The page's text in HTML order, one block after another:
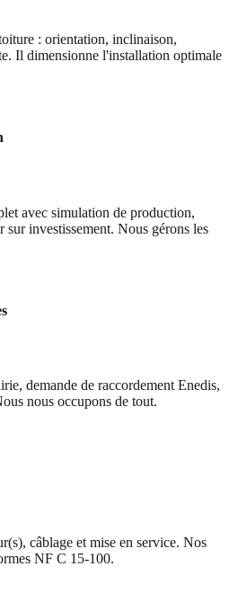
: orientation, inclinaison,
Il dimensionne l'installation optimale
avec simulation de production,
sur investissement. Nous gérons les
demande de raccordement Enedis,
nous occupons de tout.
câblage et mise en service. Nos
NF C 15-100.